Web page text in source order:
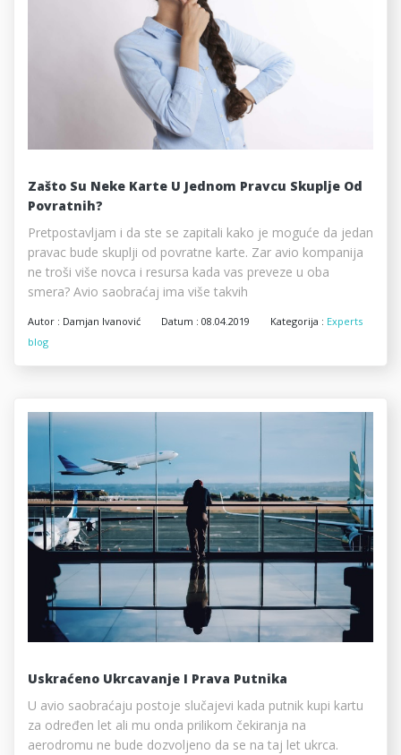
Zašto Su Neke Karte U Jednom Pravcu Skuplje Od
Povratnih?
Pretpostavljam i da ste se zapitali kako je moguće da jedan
pravac bude skuplji od povratne karte. Zar avio kompanija
ne troši više novca i resursa kada vas preveze u oba
smera? Avio saobraćaj ima više takvih
Autor : Damjan Ivanović Datum : 08.04.2019 Kategorija : Experts
blog
Uskraćeno Ukrcavanje I Prava Putnika
U avio saobraćaju postoje slučajevi kada putnik kupi kartu
za određen let ali mu onda prilikom čekiranja na
aerodromu ne bude dozvoljeno da se na taj let ukrca.